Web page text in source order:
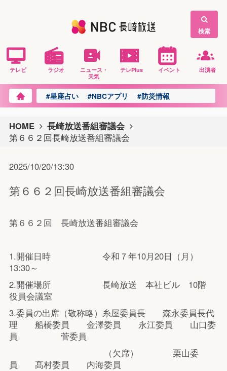
検索
テレビ ラジオ
ニュース・
天気
テレPlus イベント 出演者
#星座占い #NBCアプリ #防災情報
HOME
長崎放送番組審議会
第６６２回長崎放送番組審議会
2025/10/20/13:30
第６６２回長崎放送番組審議会
第６６２回 長崎放送番組審議会
1.開催日時 令和７年10月20日（月）
13:30～
2.開催場所 長崎放送 本社ビル 10階
役員会議室
3.委員の出席（敬称略）糸屋委員長 森永委員長代
理 船橋委員 金澤委員 永江委員 山口委
員 菅委員
（欠席） 栗山委
員 髙村委員 内海委員